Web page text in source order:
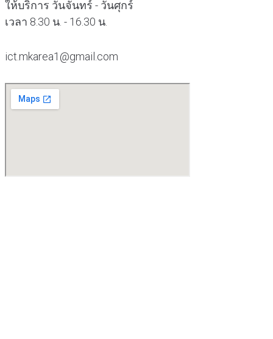
ให้บริการ วันจันทร์ - วันศุกร์
เวลา 8.30 น. - 16.30 น.
ict.mkarea1@gmail.com